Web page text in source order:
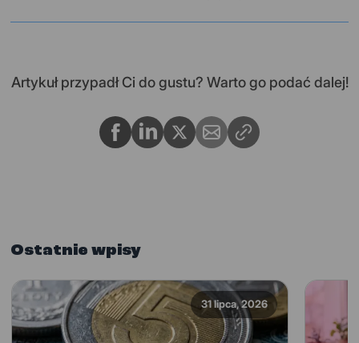
Artykuł przypadł Ci do gustu? Warto go podać dalej!
Ostatnie wpisy
31 lipca, 2026